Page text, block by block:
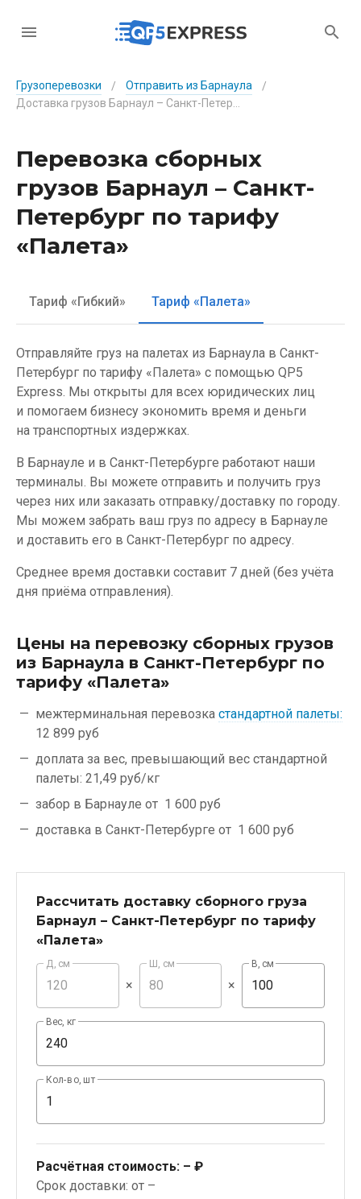
Грузоперевозки / Отправить из Барнаула
/
Перевозка сборных
грузов Барнаул – Санкт-
Петербург по тарифу
«Палета»
Тариф «Гибкий» Тариф «Палета»
Отправляйте груз на палетах из Барнаула в Санкт-
Петербург по тарифу «Палета» с помощью QP5
Express. Мы открыты для всех юридических лиц
и помогаем бизнесу экономить время и деньги
на транспортных издержках.
В Барнауле и в Санкт-Петербурге работают наши
терминалы. Вы можете отправить и получить груз
через них или заказать отправку/доставку по городу.
Мы можем забрать ваш груз по адресу в Барнауле
и доставить его в Санкт-Петербург по адресу.
Среднее время доставки составит 7 дней (без учёта
дня приёма отправления).
Цены на перевозку сборных грузов
из Барнаула в Санкт-Петербург по
тарифу «Палета»
межтерминальная перевозка стандартной палеты:
12 899 руб
доплата за вес, превышающий вес стандартной
палеты: 21,49 руб/кг
забор в Барнауле от 1 600 руб
доставка в Санкт-Петербурге от 1 600 руб
Рассчитать доставку сборного груза
Барнаул – Санкт-Петербург по тарифу
«Палета»
Д, см
×
Ш, см
×
В, см
Вес, кг
Кол-во, шт
Расчётная стоимость: – ₽
Срок доставки: от –